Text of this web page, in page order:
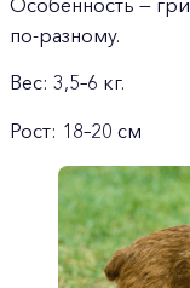
Особенность —
по-разному.
Вес: 3,5–6 кг.
Рост: 18–20 см